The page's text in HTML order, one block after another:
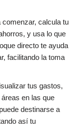
comenzar, calcula tu
y usa lo que
directo te ayuda
facilitando la toma
tus gastos,
en las que
destinarse a
así tu